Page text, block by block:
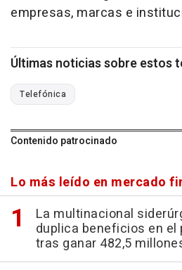
empresas, marcas e
Últimas noticias sobre estos
Telefónica
Contenido patrocinado
Lo más leído en mercado
La multinacional
duplica beneficios en
tras ganar 482,5